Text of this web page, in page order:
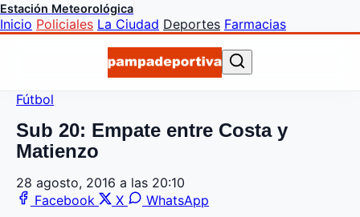
Estación Meteorológica
Inicio Policiales La Ciudad Deportes Farmacias
Fútbol
Sub 20: Empate entre Costa y
Matienzo
28 agosto, 2016 a las 20:10
Facebook
X WhatsApp